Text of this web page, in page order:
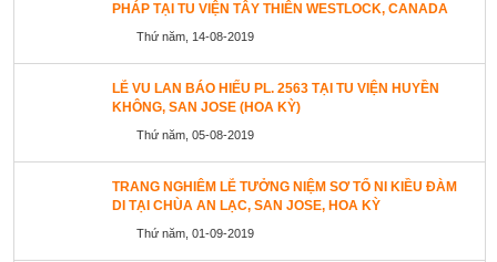
PHÁP TẠI TU VIỆN TÂY THIÊN WESTLOCK, CANADA
Thứ năm, 14-08-2019
LỄ VU LAN BÁO HIẾU PL. 2563 TẠI TU VIỆN HUYỀN
KHÔNG, SAN JOSE (HOA KỲ)
Thứ năm, 05-08-2019
TRANG NGHIÊM LỄ TƯỞNG NIỆM SƠ TỔ NI KIỀU ĐÀM
DI TẠI CHÙA AN LẠC, SAN JOSE, HOA KỲ
Thứ năm, 01-09-2019